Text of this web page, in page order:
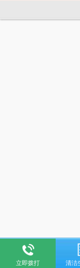
立即拨打 清洁